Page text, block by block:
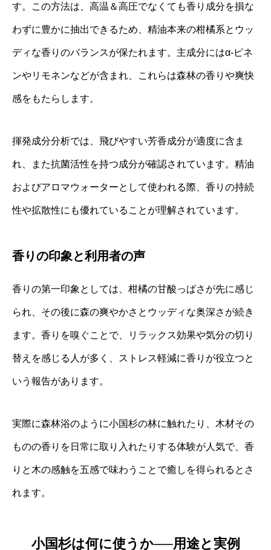
す。この方法は、高温＆高圧でなくても香り成分を損な
わずに豊かに抽出できるため、精油本来の柑橘系とウッ
ディな香りのバランスが保たれます。主成分にはα‐ピネ
ンやリモネンなどが含まれ、これらは森林の香りや爽快
感をもたらします。
揮発成分分析では、飛びやすい芳香成分が適度に含ま
れ、また抗菌活性を持つ成分が確認されています。精油
およびアロマウォーターとして使われる際、香りの持続
性や拡散性にも優れていることが理解されています。
香りの印象と利用者の声
香りの第一印象としては、柑橘の甘酸っぱさが先に感じ
られ、その後に森の爽やかさとウッディな奥深さが続き
ます。香りを嗅ぐことで、リラックス効果や気分の切り
替えを感じる人が多く、ストレス軽減に香りが役立つと
いう報告があります。
実際に森林浴のように小国杉の林に触れたり、木材その
ものの香りを日常に取り入れたりする体験が人気で、香
りと木の感触を五感で味わうことで癒しを得られるとさ
れます。
小国杉は何に使うか──用途と実例